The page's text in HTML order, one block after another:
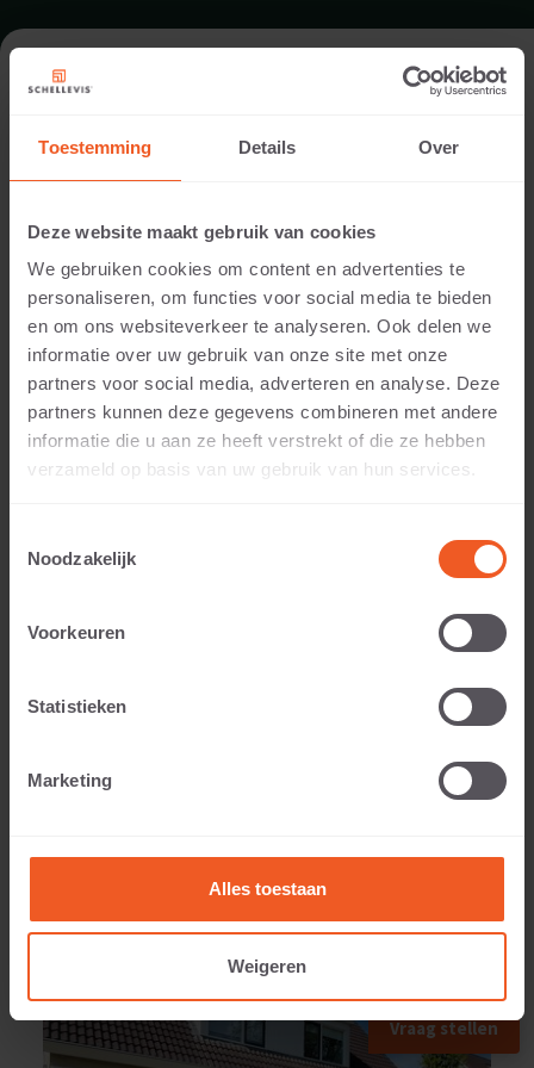
Toestemming Details Over
Deze website maakt gebruik van cookies
We gebruiken cookies om content en advertenties te
personaliseren, om functies voor social media te bieden
en om ons websiteverkeer te analyseren. Ook delen we
informatie over uw gebruik van onze site met onze
partners voor social media, adverteren en analyse. Deze
partners kunnen deze gegevens combineren met andere
informatie die u aan ze heeft verstrekt of die ze hebben
verzameld op basis van uw gebruik van hun services.
Noodzakelijk
Voorkeuren
Statistieken
Marketing
Alles toestaan
Weigeren
FORMAAT - KOPSCHOT MET
TUINBOUW AFWATERINGSGOTEN
25 CM DIKTE
Gewicht:
12 KG
Vraag stellen